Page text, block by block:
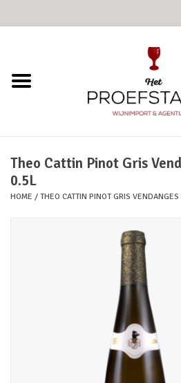
Cider
Theo Cattin Pinot Gris
0.5L
HOME / THEO CATTIN PINOT GRIS